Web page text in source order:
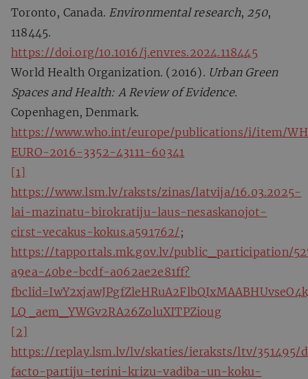
Toronto, Canada. Environmental research, 250,
118445.
https://doi.org/10.1016/j.envres.2024.118445
World Health Organization. (2016). Urban Green
Spaces and Health: A Review of Evidence.
Copenhagen, Denmark.
https://www.who.int/europe/publications/i/item/
EURO-2016-3352-43111-60341
[1]
https://www.lsm.lv/raksts/zinas/latvija/16.03.2025-
lai-mazinatu-birokratiju-laus-nesaskanojot-
cirst-vecakus-kokus.a591762/ ;
https://tapportals.mk.gov.lv/public_participation/
a9ea-40be-bcdf-a062ae2e81ff?
LQ_aem_YWGv2RA26ZoluXITPZioug
[2]
https://replay.lsm.lv/lv/skaties/ieraksts/ltv/351495/
facto-partiju-terini-krizu-vadiba-un-koku-